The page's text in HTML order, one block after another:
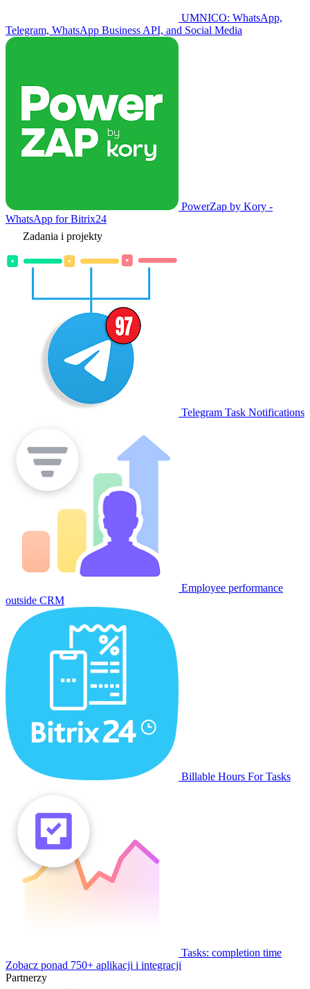
UMNICO: WhatsApp,
Telegram, WhatsApp Business API, and Social Media
PowerZap by Kory -
WhatsApp for Bitrix24
Zadania i projekty
Telegram Task Notifications
Employee performance
outside CRM
Billable Hours For Tasks
Tasks: completion time
Zobacz ponad 750+ aplikacji i integracji
Partnerzy